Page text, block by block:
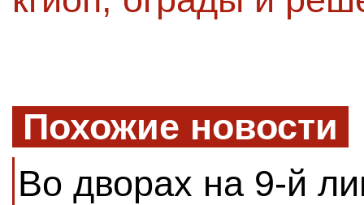
Похожие новости
Во дворах на 9-й